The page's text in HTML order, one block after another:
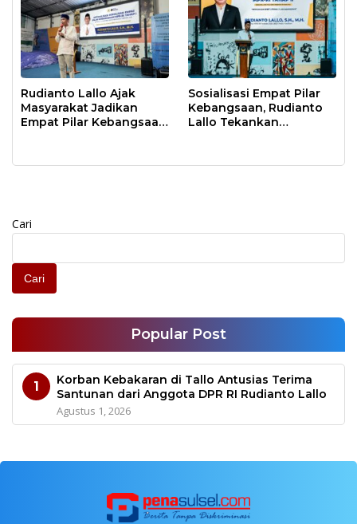
Rudianto Lallo Ajak
Masyarakat Jadikan
Empat Pilar Kebangsaan
Sosialisasi Empat Pilar
Kebangsaan, Rudianto
Lallo Tekankan
Cari
Cari
Popular Post
1
Korban Kebakaran di Tallo Antusias Terima
Santunan dari Anggota DPR RI Rudianto Lallo
Agustus 1, 2026